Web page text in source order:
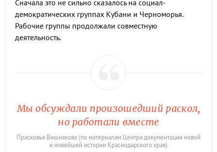
Сначала это не сильно сказалось на социал-
демократических группах Кубани и Черноморья.
Рабочие группы продолжали совместную
деятельность.
Мы обсуждали произошедший раскол,
но работали вместе
Прасковья Вишнякова (по материалам Центра документации новой
и новейшей истории Краснодарского края)